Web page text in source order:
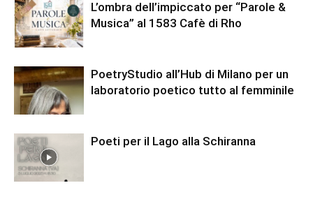
L’ombra dell’impiccato per “Parole &
Musica” al 1583 Cafè di Rho
PoetryStudio all’Hub di Milano per un
laboratorio poetico tutto al femminile
Poeti per il Lago alla Schiranna